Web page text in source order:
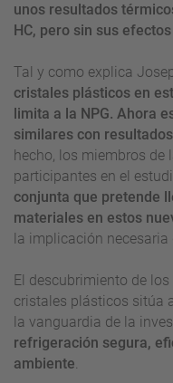
unos resultados
HC, pero sin sus
Tal y como explica
cristales plásticos en
limita a la NPG. Ahora
similares con
hecho, los miembros de
participantes en el
conjunta que pretende
materiales en estos
la implicación necesaria
El descubrimiento de
cristales plásticos sitúa
la vanguardia de la
refrigeración segura,
ambiente.